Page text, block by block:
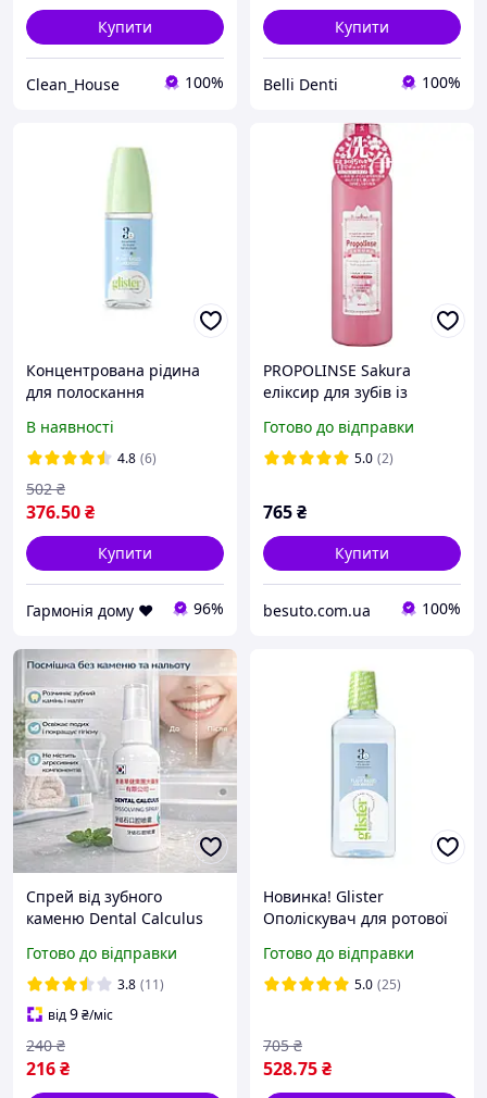
Купити
Clean_House 100%
Купити
Belli Denti 100%
Концентрована рідина
для полоскання
glister amway амвей
В наявності
4.8 (6)
376.50₴
502 ₴
Купити
Гармонія дому ♥️ 96%
PROPOLINSE Sakura
еліксир для зубів із
зеленого чаю, з ароматом
квітучої вишні, 600 мл
Готово до відправки
5.0 (2)
765₴
Купити
besuto.com.ua 100%
Спрей від зубного
каменю Dental Calculus
догляду та очищення
зубів 30 мл
Готово до відправки
3.8 (11)
від9₴/міс
216₴
240 ₴
Новинка! Glister
Ополіскувач для ротової
глістер
Готово до відправки
5.0 (25)
528.75₴
705 ₴